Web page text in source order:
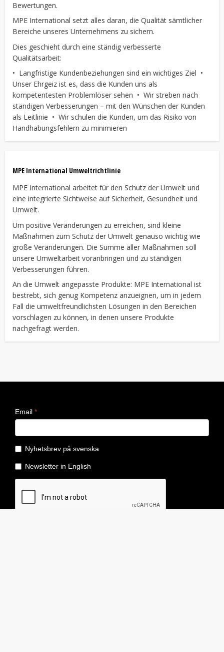
Bewertungen.
MPE International setzt alles daran, die Qualität sämtlicher
Bereiche unseres Unternehmens zu sichern.
Dies geschieht durch eine ständig verbesserte
Qualitätsarbeit:
• Langfristige Kundenbeziehungen sind ein wichtiges Ziel •
Unser Ehrgeiz ist es, dass die Kunden uns als
kompetentesten Problemlöser sehen • Wir streben nach
ständigen Verbesserungen – mit den Wünschen der Kunden
als Leitlinie • Wir schulen die Kunden, um das Risiko von
Handhabungsfehlern zu minimieren
MPE International Umweltrichtlinie
MPE International arbeitet für den Schutz der Umwelt und
eine integrierte Sichtweise auf Sicherheit, Gesundheit und
Umwelt.
Um positive Veränderungen zu erreichen, sind kleine
Maßnahmen zum Schutz der Umwelt genauso wichtig wie
große Veränderungen. Die Summe aller Maßnahmen soll
unsere Umweltarbeit voranbringen und zu ständigen
Verbesserungen führen.
An die Umwelt angepasste Produkte: MPE International ist
bestrebt, sich genug Kompetenz anzueignen, um in jedem
Fall die umweltfreundlichsten Lösungen in den Bereichen
vorschlagen zu können, in denen unsere Produkte
nachgefragt werden.